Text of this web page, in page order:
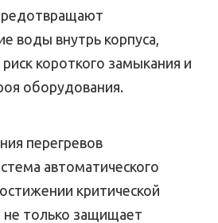
воды внутрь корпуса,
короткого замыкания и
оборудования.
перегревов
автоматического
критической
только защищает